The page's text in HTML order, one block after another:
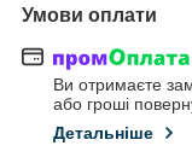
Умови оплати
Ви отримаєте
або гроші
Детальніше